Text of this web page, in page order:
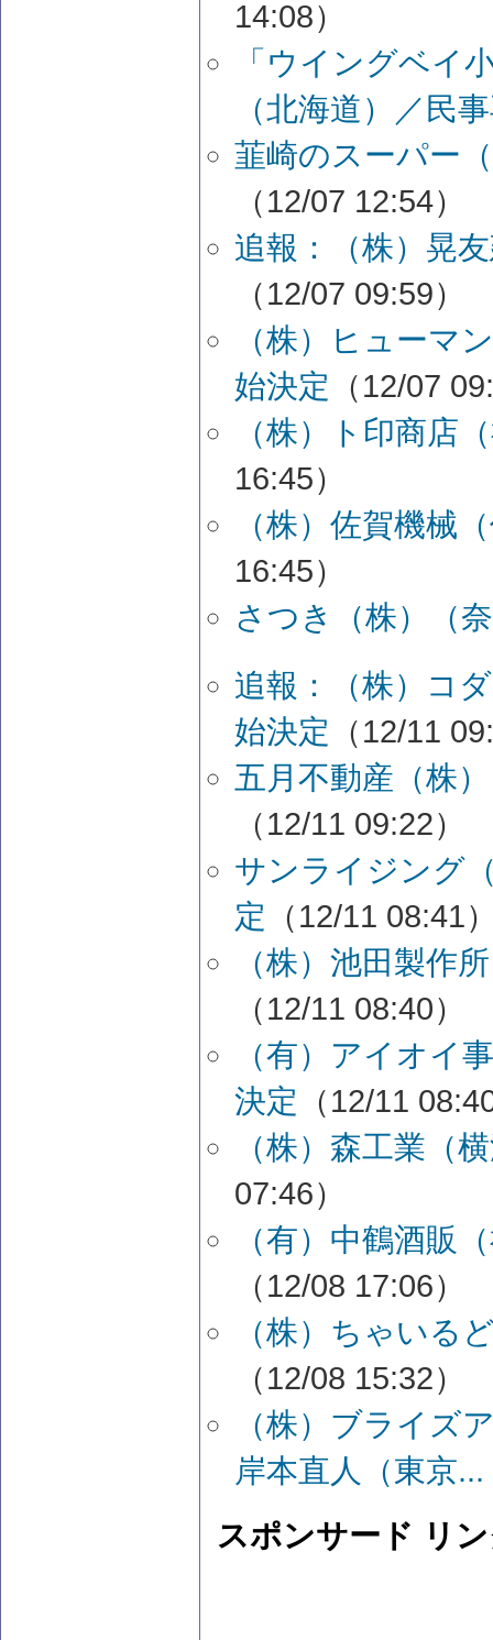
14:08）
「ウイングベイ
（北海道）／民
韮崎のスーパー
（12/07 12:54）
追報：（株）晃
（12/07 09:59）
（株）ヒューマ
始決定 （12/07
（株）ト印商店
16:45）
（株）佐賀機械
16:45）
さつき（株）（
追報：（株）コ
始決定 （12/11
五月不動産（株
（12/11 09:22）
サンライジング
定 （12/11 08:41
（株）池田製作
（12/11 08:40）
（有）アイオイ
決定 （12/11
（株）森工業（
07:46）
（有）中鶴酒販
（12/08 17:06）
（株）ちゃいる
（12/08 15:32）
（株）ブライズ
岸本直人（東京...
スポンサード リ